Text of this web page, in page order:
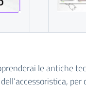
le antiche